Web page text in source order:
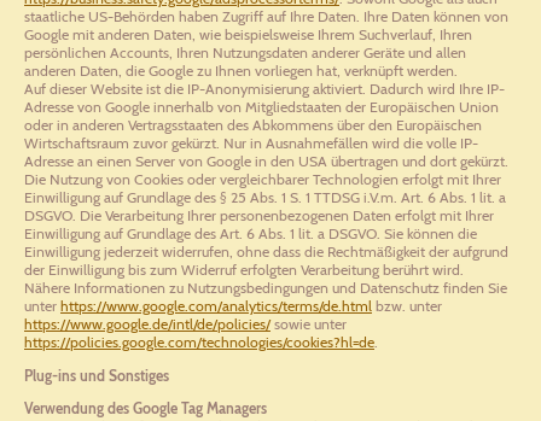
staatliche US-Behörden haben Zugriff auf Ihre Daten. Ihre Daten können von
Google mit anderen Daten, wie beispielsweise Ihrem Suchverlauf, Ihren
persönlichen Accounts, Ihren Nutzungsdaten anderer Geräte und allen
anderen Daten, die Google zu Ihnen vorliegen hat, verknüpft werden.
Auf dieser Website ist die IP-Anonymisierung aktiviert. Dadurch wird Ihre IP-
Adresse von Google innerhalb von Mitgliedstaaten der Europäischen Union
oder in anderen Vertragsstaaten des Abkommens über den Europäischen
Wirtschaftsraum zuvor gekürzt. Nur in Ausnahmefällen wird die volle IP-
Adresse an einen Server von Google in den USA übertragen und dort gekürzt.
Die Nutzung von Cookies oder vergleichbarer Technologien erfolgt mit Ihrer
Einwilligung auf Grundlage des § 25 Abs. 1 S. 1 TTDSG i.V.m. Art. 6 Abs. 1 lit. a
DSGVO. Die Verarbeitung Ihrer personenbezogenen Daten erfolgt mit Ihrer
Einwilligung auf Grundlage des Art. 6 Abs. 1 lit. a DSGVO. Sie können die
Einwilligung jederzeit widerrufen, ohne dass die Rechtmäßigkeit der aufgrund
der Einwilligung bis zum Widerruf erfolgten Verarbeitung berührt wird.
Nähere Informationen zu Nutzungsbedingungen und Datenschutz finden Sie
unter https://www.google.com/analytics/terms/de.html bzw. unter
https://www.google.de/intl/de/policies/sowie unter
https://policies.google.com/technologies/cookies?hl=de.
Plug-ins und Sonstiges
Verwendung des Google Tag Managers